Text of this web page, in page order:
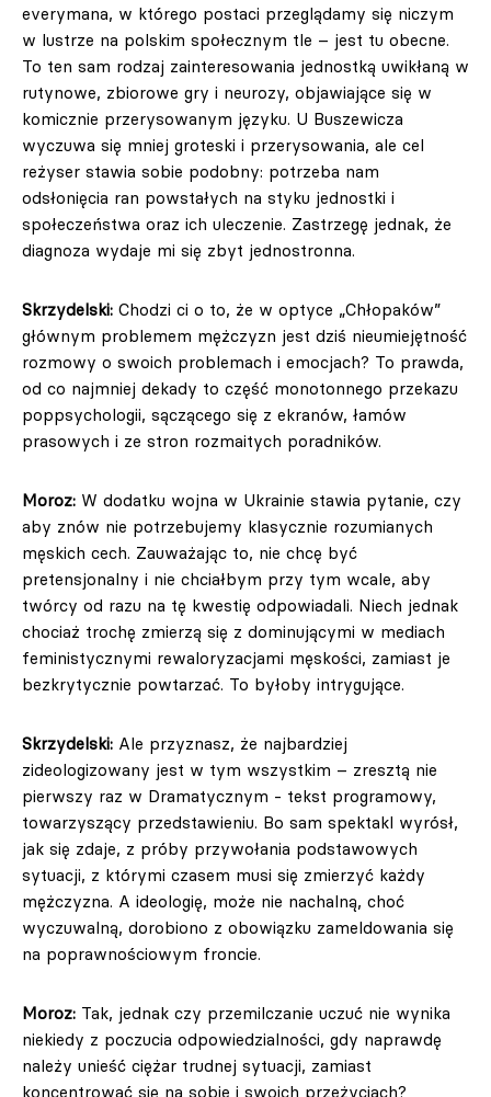
everymana, w którego postaci przeglądamy się niczym
w lustrze na polskim społecznym tle – jest tu obecne.
To ten sam rodzaj zainteresowania jednostką uwikłaną w
rutynowe, zbiorowe gry i neurozy, objawiające się w
komicznie przerysowanym języku. U Buszewicza
wyczuwa się mniej groteski i przerysowania, ale cel
reżyser stawia sobie podobny: potrzeba nam
odsłonięcia ran powstałych na styku jednostki i
społeczeństwa oraz ich uleczenie. Zastrzegę jednak, że
diagnoza wydaje mi się zbyt jednostronna.
Skrzydelski: Chodzi ci o to, że w optyce „Chłopaków”
głównym problemem mężczyzn jest dziś nieumiejętność
rozmowy o swoich problemach i emocjach? To prawda,
od co najmniej dekady to część monotonnego przekazu
poppsychologii, sączącego się z ekranów, łamów
prasowych i ze stron rozmaitych poradników.
Moroz: W dodatku wojna w Ukrainie stawia pytanie, czy
aby znów nie potrzebujemy klasycznie rozumianych
męskich cech. Zauważając to, nie chcę być
pretensjonalny i nie chciałbym przy tym wcale, aby
twórcy od razu na tę kwestię odpowiadali. Niech jednak
chociaż trochę zmierzą się z dominującymi w mediach
feministycznymi rewaloryzacjami męskości, zamiast je
bezkrytycznie powtarzać. To byłoby intrygujące.
Skrzydelski: Ale przyznasz, że najbardziej
zideologizowany jest w tym wszystkim – zresztą nie
pierwszy raz w Dramatycznym - tekst programowy,
towarzyszący przedstawieniu. Bo sam spektakl wyrósł,
jak się zdaje, z próby przywołania podstawowych
sytuacji, z którymi czasem musi się zmierzyć każdy
mężczyzna. A ideologię, może nie nachalną, choć
wyczuwalną, dorobiono z obowiązku zameldowania się
na poprawnościowym froncie.
Moroz: Tak, jednak czy przemilczanie uczuć nie wynika
niekiedy z poczucia odpowiedzialności, gdy naprawdę
należy unieść ciężar trudnej sytuacji, zamiast
koncentrować się na sobie i swoich przeżyciach?